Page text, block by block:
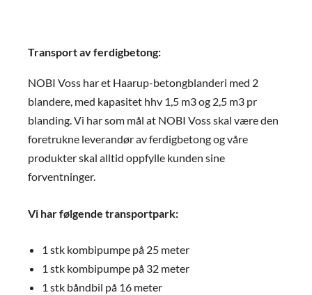
Transport av ferdigbetong:
NOBI Voss har et Haarup-betongblanderi med 2
blandere, med kapasitet hhv 1,5 m3 og 2,5 m3 pr
blanding. Vi har som mål at NOBI Voss skal være den
foretrukne leverandør av ferdigbetong og våre
produkter skal alltid oppfylle kunden sine
forventninger.
Vi har følgende transportpark:
1 stk kombipumpe på 25 meter
1 stk kombipumpe på 32 meter
1 stk båndbil på 16 meter